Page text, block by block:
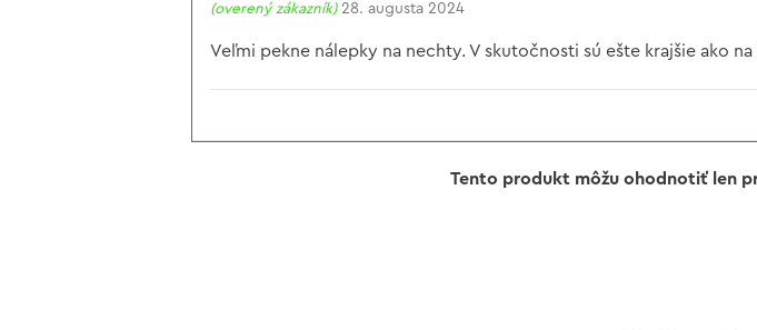
(overený zákazník) 28. augusta 2024
Veľmi pekne nálepky na nechty. V skutočnosti sú ešte krajšie ako
Tento produkt môžu ohodnotiť len